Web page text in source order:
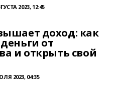
2023, 12:45
доход: как
от
и открыть свой
2023, 04:35